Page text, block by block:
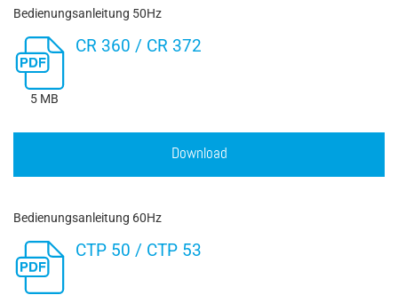
Bedienungsanleitung 50Hz
5 MB
CR 360 / CR 372
Download
Bedienungsanleitung 60Hz
CTP 50 / CTP 53